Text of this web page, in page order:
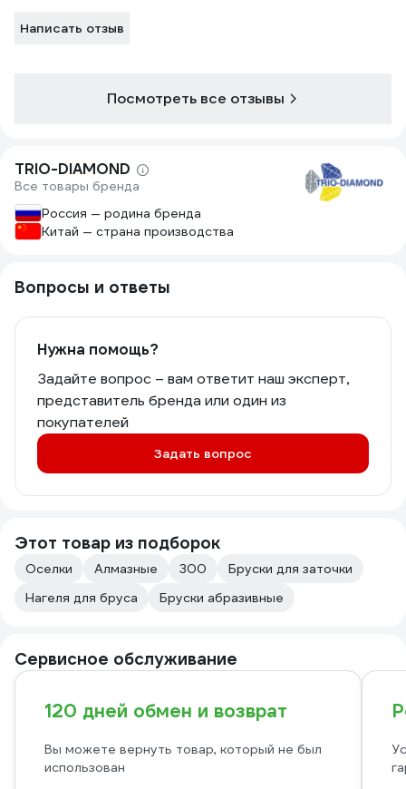
Написать отзыв
Посмотреть все отзывы
TRIO-DIAMOND
Все товары бренда
Россия — родина бренда
Китай — страна производства
Вопросы и ответы
Нужна помощь?
Задайте вопрос – вам ответит наш эксперт,
представитель бренда или один из
покупателей
Задать вопрос
Этот товар из подборок
Оселки Алмазные 300
Бруски для заточки
Нагеля для бруса
Бруски абразивные
Сервисное обслуживание
120 дней обмен и возврат
Вы можете вернуть товар, который не был
использован